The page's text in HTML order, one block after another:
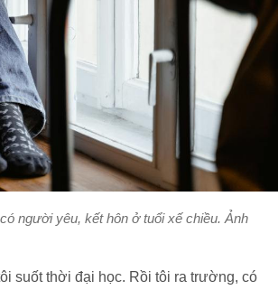
người yêu, kết hôn ở tuổi xế chiều. Ảnh
suốt thời đại học. Rồi tôi ra trường, có